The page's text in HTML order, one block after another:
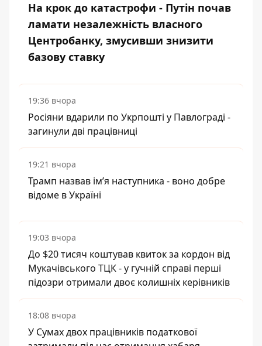
На крок до катастрофи - Путін почав
ламати незалежність власного
Центробанку, змусивши знизити
базову ставку
19:36 вчора
Росіяни вдарили по Укрпошті у Павлограді -
загинули дві працівниці
19:21 вчора
Трамп назвав імʼя наступника - воно добре
відоме в Україні
19:03 вчора
До $20 тисяч коштував квиток за кордон від
Мукачівського ТЦК - у гучній справі перші
підозри отримали двоє колишніх керівників
18:08 вчора
У Сумах двох працівників податкової